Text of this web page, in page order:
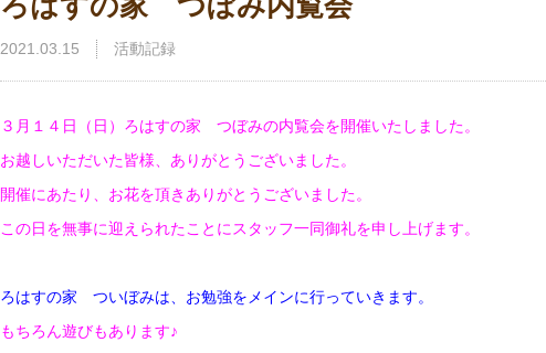
2021.03.15 活動記録
３月１４日（日）ろはすの家 つぼみの内覧会を開催いたしました。
お越しいただいた皆様、ありがとうございました。
開催にあたり、お花を頂きありがとうございました。
この日を無事に迎えられたことにスタッフ一同御礼を申し上げます。
ろはすの家 ついぼみは、お勉強をメインに行っていきます。
もちろん遊びもあります♪